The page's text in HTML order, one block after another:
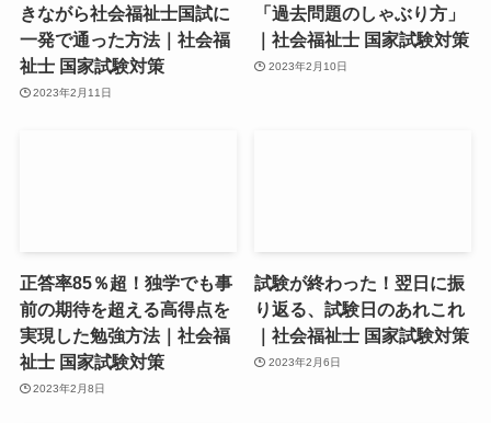
きながら社会福祉士国試に
一発で通った方法｜社会福
祉士 国家試験対策
2023年2月11日
「過去問題のしゃぶり方」
｜社会福祉士 国家試験対策
2023年2月10日
正答率85％超！独学でも事
前の期待を超える高得点を
実現した勉強方法｜社会福
祉士 国家試験対策
2023年2月8日
試験が終わった！翌日に振
り返る、試験日のあれこれ
｜社会福祉士 国家試験対策
2023年2月6日